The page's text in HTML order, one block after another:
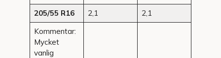
205/55 R16
2,1
2,1
Kommentar:
Mycket
vanlig